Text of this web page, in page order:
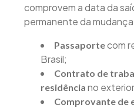
comprovem a data da
permanente da
Passaportecom
Brasil;
Contrato de
residência no
Comprovante de